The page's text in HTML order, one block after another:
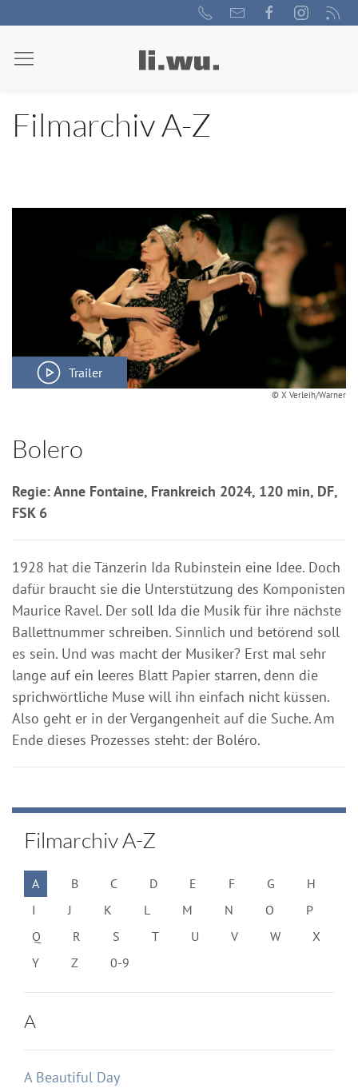
Filmarchiv A-Z
Trailer
© X Verleih/Warner
Bolero
Regie: Anne Fontaine, Frankreich 2024, 120 min, DF,
FSK 6
1928 hat die Tänzerin Ida Rubinstein eine Idee. Doch
dafür braucht sie die Unterstützung des Komponisten
Maurice Ravel. Der soll Ida die Musik für ihre nächste
Ballettnummer schreiben. Sinnlich und betörend soll
es sein. Und was macht der Musiker? Erst mal sehr
lange auf ein leeres Blatt Papier starren, denn die
sprichwörtliche Muse will ihn einfach nicht küssen.
Also geht er in der Vergangenheit auf die Suche. Am
Ende dieses Prozesses steht: der Boléro.
Filmarchiv A-Z
A B C D E F G
H
I
J K L M N O
P
Q
R S T U V W
X
Y
Z 0-9
A
A Beautiful Day